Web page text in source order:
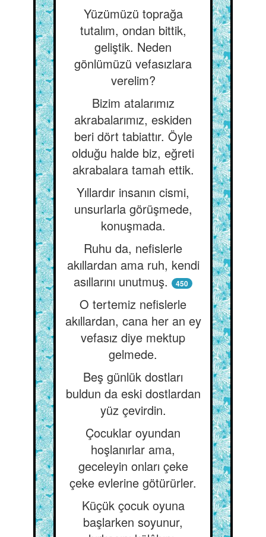
Yüzümüzü toprağa
tutalım, ondan bittik,
geliştik. Neden
gönlümüzü vefasızlara
verelim?
Bizim atalarımız
akrabalarımız, eskiden
beri dört tabiattır. Öyle
olduğu halde biz, eğreti
akrabalara tamah ettik.
Yıllardır insanın cismi,
unsurlarla görüşmede,
konuşmada.
Ruhu da, nefislerle
akıllardan ama ruh, kendi
asıllarını unutmuş.
450
O tertemiz nefislerle
akıllardan, cana her an ey
vefasız diye mektup
gelmede.
Beş günlük dostları
buldun da eski dostlardan
yüz çevirdin.
Çocuklar oyundan
hoşlanırlar ama,
geceleyin onları çeke
çeke evlerine götürürler.
Küçük çocuk oyuna
başlarken soyunur,